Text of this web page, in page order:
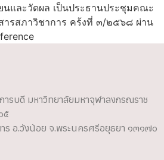
นและวัดผล เป็นประธานประชุมคณะ
ารสภาวิชาการ คร้งที่ ๓/๒๕๖๘ ผ่าน
ารบดี มหาวิทยาลัยมหาจุฬาลงกรณราช
๕
ร อ.วังน้อย จ.พระนครศรีอยุธยา ๑๓๑๗๐